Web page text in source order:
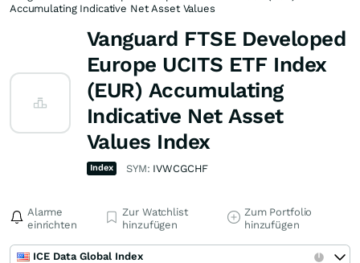
Accumulating Indicative Net Asset Values
Vanguard FTSE Developed
Europe UCITS ETF Index
(EUR) Accumulating
Indicative Net Asset
Values Index
Index SYM: IVWCGCHF
Alarme
einrichten
Zur Watchlist
hinzufügen
Zum Portfolio
hinzufügen
ICE Data Global Index